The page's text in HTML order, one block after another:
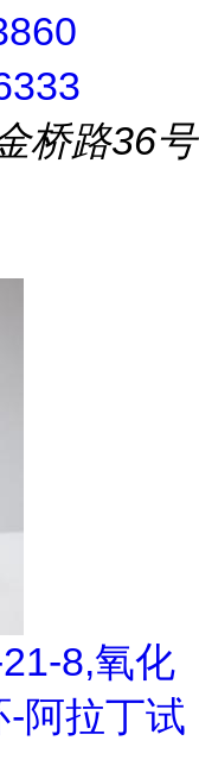
桥路36号
8,氧化
阿拉丁试